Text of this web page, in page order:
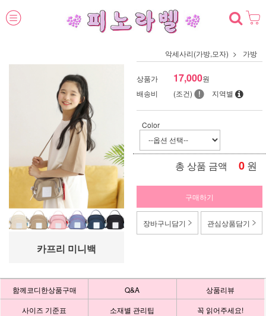
악세사리(가방,모자) 가방
카프리 미니백
상품가 17,000원
배송비
(조건) 지역별
Color
총 상품 금액 0 원
구매하기
장바구니담기 관심상품담기
함께코디한상품구매 Q&A
상품리뷰
사이즈 기준표
소재별 관리팁 꼭 읽어주세요!